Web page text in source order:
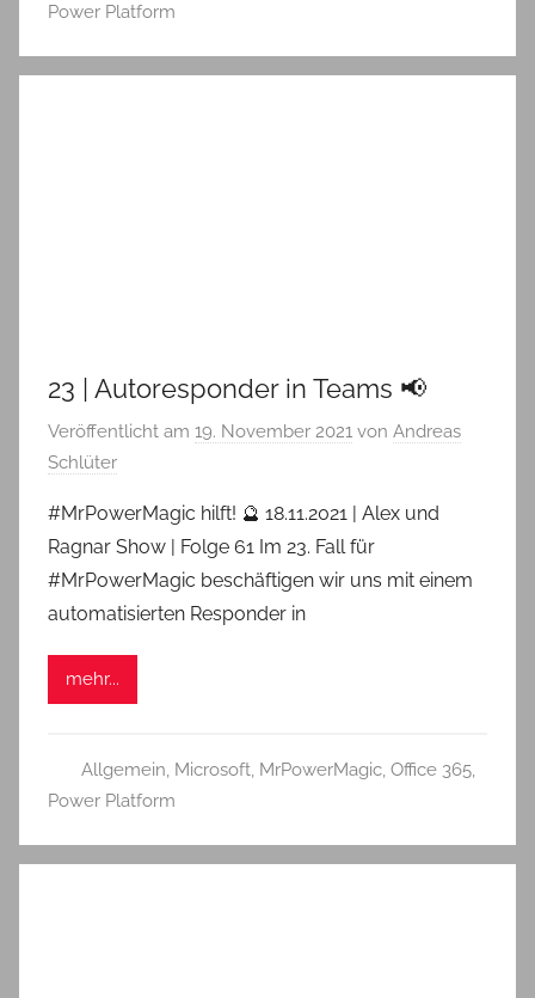
Power Platform
23 | Autoresponder in Teams 📢
Veröffentlicht am 19. November 2021 von Andreas
Schlüter
#MrPowerMagic hilft! 🔮 18.11.2021 | Alex und
Ragnar Show | Folge 61 Im 23. Fall für
#MrPowerMagic beschäftigen wir uns mit einem
automatisierten Responder in
mehr...
Allgemein, Microsoft, MrPowerMagic, Office 365,
Power Platform